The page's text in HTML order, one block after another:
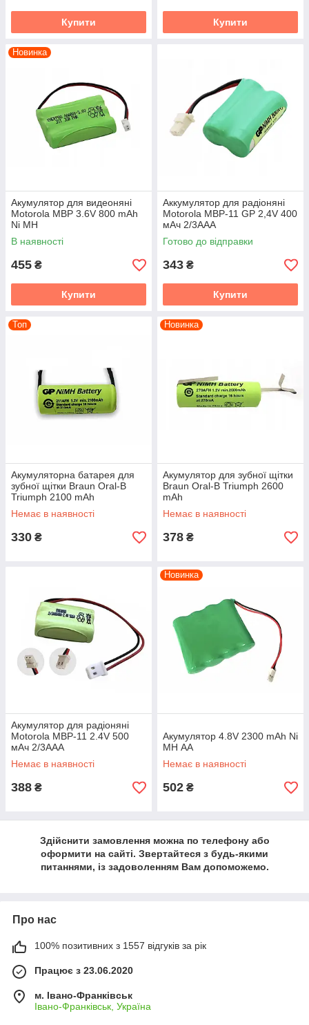
Купити Купити
Новинка
Акумулятор для видеоняні
Motorola MBP 3.6V 800 mAh
Ni MH
В наявності
455 ₴
Купити
Аккумулятор для радіоняні
Motorola MBP-11 GP 2,4V 400
мАч 2/3AAA
Готово до відправки
343 ₴
Купити
Топ
Акумуляторна батарея для
зубної щітки Braun Oral-B
Triumph 2100 mAh
Немає в наявності
330 ₴
Новинка
Акумулятор для зубної щітки
Braun Oral-B Triumph 2600
mAh
Немає в наявності
378 ₴
Акумулятор для радіоняні
Motorola MBP-11 2.4V 500
мАч 2/3AAA
Немає в наявності
388 ₴
Новинка
Акумулятор 4.8V 2300 mAh Ni
MH АА
Немає в наявності
502 ₴
Здійснити замовлення можна по телефону або
оформити на сайті. Звертайтеся з будь-якими
питаннями, із задоволенням Вам допоможемо.
Про нас
100% позитивних з 1557 відгуків за рік
Працює з 23.06.2020
м. Івано-Франківськ
Івано-Франківськ, Україна